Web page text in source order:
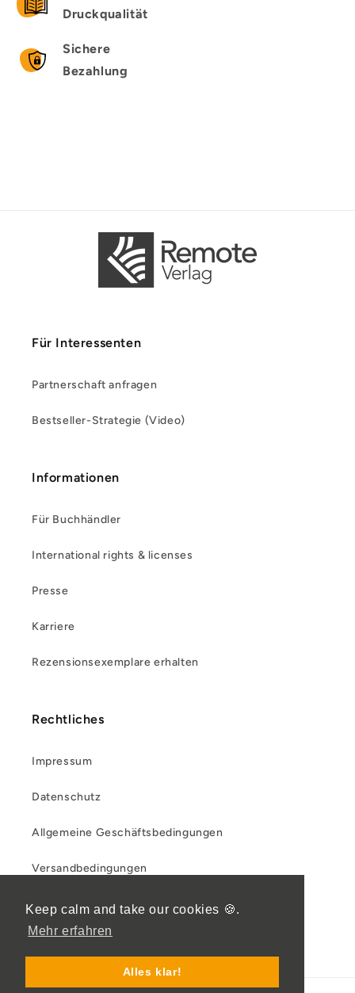
Keep calm and take our cookies 🍪.
Mehr erfahren
Alles klar!
Druckqualität
Sichere
Bezahlung
Für Interessenten
Partnerschaft anfragen
Bestseller-Strategie (Video)
Informationen
Für Buchhändler
International rights & licenses
Presse
Karriere
Rezensionsexemplare erhalten
Rechtliches
Impressum
Datenschutz
Allgemeine Geschäftsbedingungen
Versandbedingungen
Rückgabe- und Rückerstattungsrichtlinie